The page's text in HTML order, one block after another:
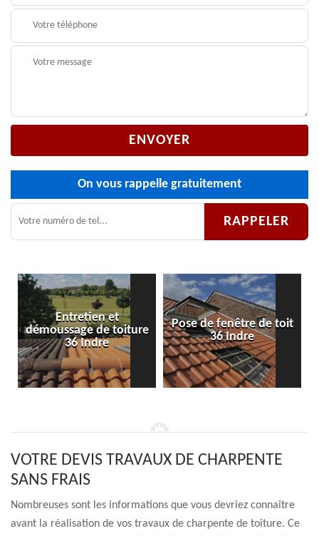
On vous rappelle gratuitement
Entretien et
démoussage de toiture
36 Indre
Pose de fenêtre de toit
36 Indre
VOTRE DEVIS TRAVAUX DE CHARPENTE
SANS FRAIS
Nombreuses sont les informations que vous devriez connaître
avant la réalisation de vos travaux de charpente de toiture. Ce